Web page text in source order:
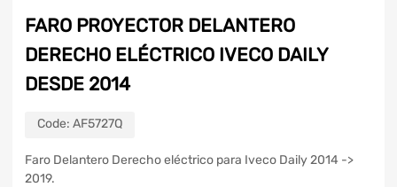
FARO PROYECTOR DELANTERO
DERECHO ELÉCTRICO IVECO DAILY
DESDE 2014
Code: AF5727Q
Faro Delantero Derecho eléctrico para Iveco Daily 2014 ->
2019.